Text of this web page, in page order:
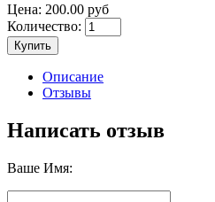
Цена: 200.00 руб
Количество:
Купить
Описание
Отзывы
Написать отзыв
Ваше Имя: